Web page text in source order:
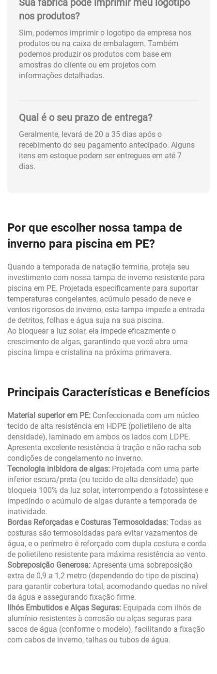
Sua fábrica pode imprimir meu logotipo
nos produtos?
Sim, podemos imprimir o logotipo da empresa nos
produtos ou na caixa de embalagem. Também
podemos produzir os produtos com base em
amostras do cliente ou em projetos com
informações detalhadas.
Qual é o seu prazo de entrega?
Geralmente, levará de 20 a 35 dias após o
recebimento do seu pagamento antecipado. Alguns
itens em estoque podem ser entregues em até 7
dias.
Por que escolher nossa tampa de
inverno para piscina em PE?
Quando a temporada de natação termina, proteja seu
investimento com nossa tampa de inverno resistente para
piscina em PE. Projetada especificamente para suportar
temperaturas congelantes, acúmulo pesado de neve e
ventos rigorosos de inverno, esta tampa impede a entrada
de detritos, folhas e água suja na sua piscina.
Ao bloquear a luz solar, ela impede eficazmente o
crescimento de algas, garantindo que você abra uma
piscina limpa e cristalina na próxima primavera.
Principais Características e Benefícios
Material superior em PE: Confeccionada com um núcleo
tecido de alta resistência em HDPE (polietileno de alta
densidade), laminado em ambos os lados com LDPE.
Apresenta excelente resistência à tração e não racha sob
condições de congelamento no inverno.
Tecnologia inibidora de algas: Projetada com uma parte
inferior escura/preta (ou tecido de alta densidade) que
bloqueia 100% da luz solar, interrompendo a fotossíntese e
impedindo o acúmulo de algas durante a temporada de
inatividade.
Bordas Reforçadas e Costuras Termosoldadas: Todas as
costuras são termosoldadas para evitar vazamentos de
água, e o perímetro é reforçado com dupla costura e corda
de polietileno resistente para máxima resistência ao vento.
Sobreposição Generosa: Apresenta uma sobreposição
extra de 0,9 a 1,2 metro (dependendo do tipo de piscina)
para garantir cobertura total, acomodando quedas no nível
da água e assegurando fixação firme.
Ilhós Embutidos e Alças Seguras: Equipada com ilhós de
alumínio resistentes à corrosão ou alças seguras para
sacos de água (conforme o modelo), facilitando a fixação
com cabos de inverno, talhas ou tubos de água.